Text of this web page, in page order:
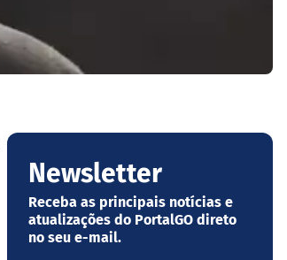
Newsletter
Receba as principais notícias e
atualizações do PortalGO direto
no seu e-mail.